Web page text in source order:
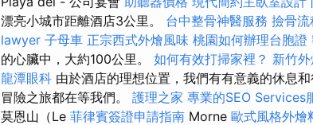
漂亮小城市距離酒店3公里。 台中整骨神醫服務 撿骨
lawyer 子母車 正宗西式外燴風味 桃園如何辦理台胞證
的心臟中，大約100公里。 如何有效打掃家裡？ 新竹外
龍潭眼科 由於酒店的理想位置，我們有有意義的休息
冒險之旅都在等我們。 護理之家 專業的SEO Services
莫恩山（Le 菲律賓簽證申請指南 Morne 歐式風格外燴